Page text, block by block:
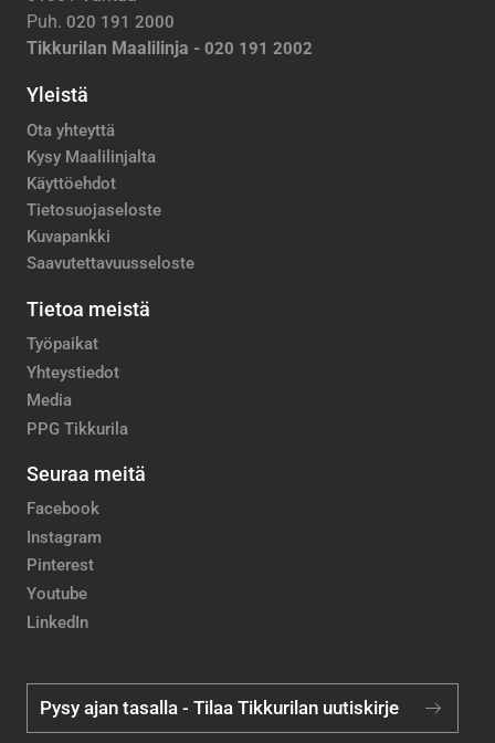
Puh. 020 191 2000
Tikkurilan Maalilinja - 020 191 2002
Yleistä
Ota yhteyttä
Kysy Maalilinjalta
Käyttöehdot
Tietosuojaseloste
Kuvapankki
Saavutettavuusseloste
Tietoa meistä
Työpaikat
Yhteystiedot
Media
PPG Tikkurila
Seuraa meitä
Facebook
Instagram
Pinterest
Youtube
LinkedIn
Pysy ajan tasalla - Tilaa Tikkurilan uutiskirje